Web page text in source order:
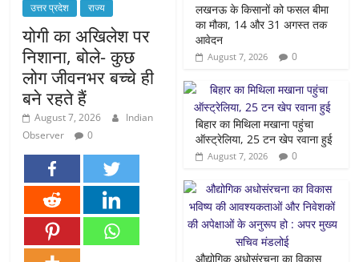
उत्तर प्रदेश राज्य
योगी का अखिलेश पर
निशाना, बोले- कुछ
लोग जीवनभर बच्चे ही
बने रहते हैं
August 7, 2026
Indian
Observer
0
लखनऊ के किसानों को फसल बीमा
का मौका, 14 और 31 अगस्त तक
आवेदन
August 7, 2026 0
बिहार का मिथिला मखाना पहुंचा
ऑस्ट्रेलिया, 25 टन खेप रवाना हुई
August 7, 2026 0
औद्योगिक अधोसंरचना का विकास